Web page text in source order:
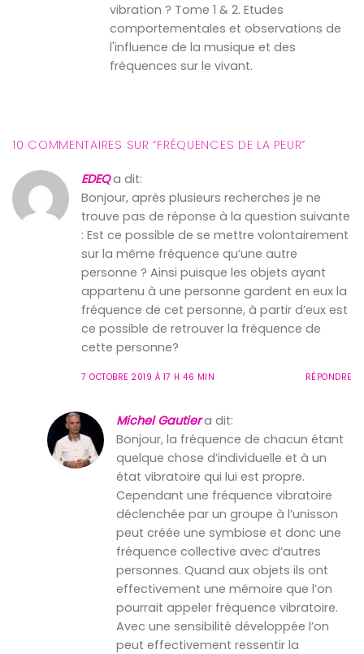
vibration ? Tome 1 & 2. Etudes
comportementales et observations de
l'influence de la musique et des
fréquences sur le vivant.
10 COMMENTAIRES SUR “FRÉQUENCES DE LA PEUR”
EDEQ a dit:
Bonjour, après plusieurs recherches je ne
trouve pas de réponse à la question suivante
: Est ce possible de se mettre volontairement
sur la même fréquence qu’une autre
personne ? Ainsi puisque les objets ayant
appartenu à une personne gardent en eux la
fréquence de cet personne, à partir d’eux est
ce possible de retrouver la fréquence de
cette personne?
7 OCTOBRE 2019 À 17 H 46 MIN RÉPONDRE
Michel Gautier a dit:
Bonjour, la fréquence de chacun étant
quelque chose d’individuelle et à un
état vibratoire qui lui est propre.
Cependant une fréquence vibratoire
déclenchée par un groupe à l’unisson
peut créée une symbiose et donc une
fréquence collective avec d’autres
personnes. Quand aux objets ils ont
effectivement une mémoire que l’on
pourrait appeler fréquence vibratoire.
Avec une sensibilité développée l’on
peut effectivement ressentir la